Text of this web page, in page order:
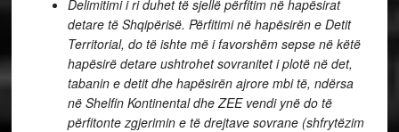
Delimitimi i ri duhet të sjellë përfitim në hapësirat
detare të Shqipërisë. Përfitimi në hapësirën e Detit
Territorial, do të ishte më i favorshëm sepse në këtë
hapësirë detare ushtrohet sovranitet i plotë në det,
tabanin e detit dhe hapësirën ajrore mbi të, ndërsa
në Shelfin Kontinental dhe ZEE vendi ynë do të
përfitonte zgjerimin e të drejtave sovrane (shfrytëzim